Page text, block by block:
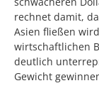
rechnet damit,
Asien fließen
wirtschaftlichen
deutlich
Gewicht